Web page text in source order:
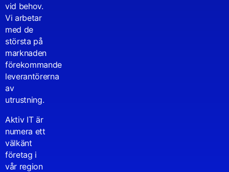
vid behov.
Vi arbetar
med de
största på
marknaden
förekommande
leverantörerna
av
utrustning.
Aktiv IT är
numera ett
välkänt
företag i
vår region